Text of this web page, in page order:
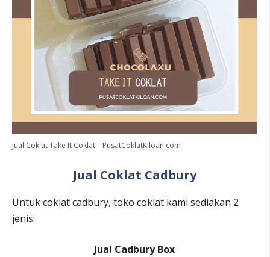
Jual Coklat Take It Coklat – PusatCoklatKiloan.com
Jual Coklat Cadbury
Untuk coklat cadbury, toko coklat kami sediakan 2
jenis:
Jual Cadbury Box